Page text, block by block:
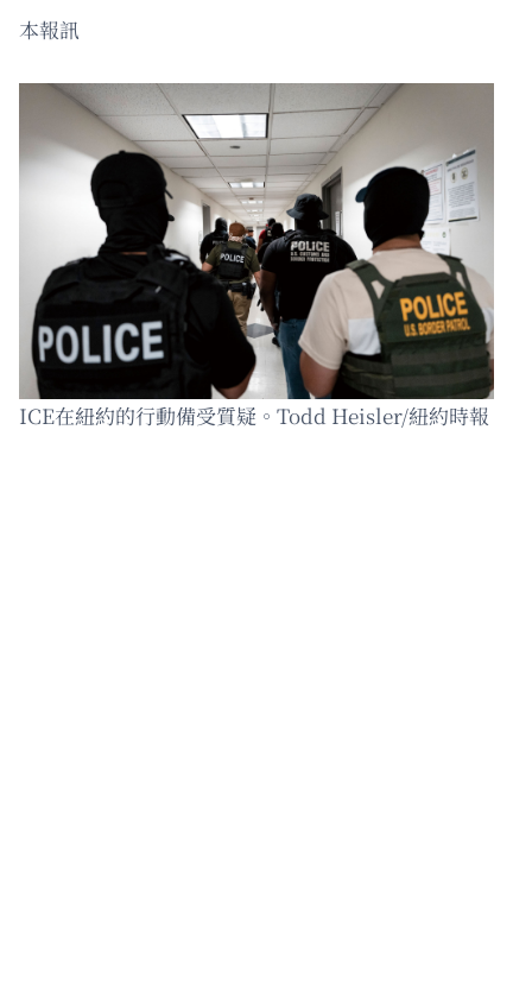
本報訊
ICE在紐約的行動備受質疑。Todd Heisler/紐約時報